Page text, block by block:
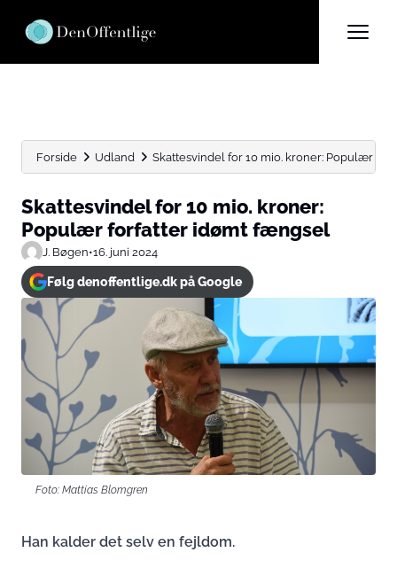
Forside Udland Skattesvindel for 10 mio. kroner: Populær
Skattesvindel for 10 mio. kroner:
Populær forfatter idømt fængsel
J. Bøgen•16. juni 2024
Følg denoffentlige.dk på Google
Foto: Mattias Blomgren
Han kalder det selv en fejldom.